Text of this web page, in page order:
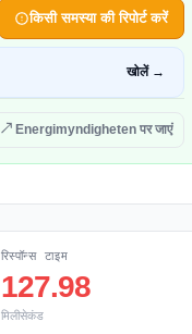
किसी समस्या की रिपोर्ट करें
खोलें →
↗ Energimyndigheten पर जाएं
रिस्पॉन्स टाइम
127.98
मिलीसेकंड